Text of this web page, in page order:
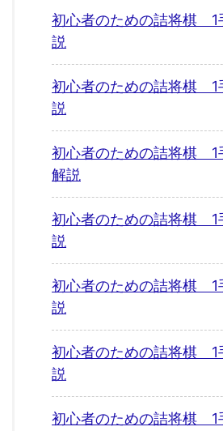
初心者のための詰将棋
説
初心者のための詰将棋
説
初心者のための詰将棋
解説
初心者のための詰将棋
説
初心者のための詰将棋
説
初心者のための詰将棋
説
初心者のための詰将棋